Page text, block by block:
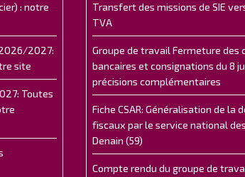
: notre
2027:
site
Toutes
Transfert des missions de SIE
TVA
Groupe de travail Fermeture des
bancaires et consignations du 8
précisions complémentaires
Fiche CSAR: Généralisation de la
fiscaux par le service national
Denain (59)
Compte rendu du groupe de